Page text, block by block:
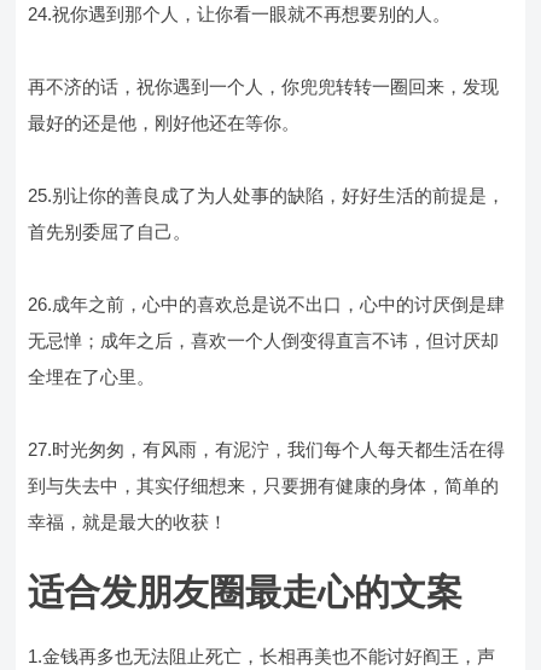
24.祝你遇到那个人，让你看一眼就不再想要别的人。
再不济的话，祝你遇到一个人，你兜兜转转一圈回来，发现
最好的还是他，刚好他还在等你。
25.别让你的善良成了为人处事的缺陷，好好生活的前提是，
首先别委屈了自己。
26.成年之前，心中的喜欢总是说不出口，心中的讨厌倒是肆
无忌惮；成年之后，喜欢一个人倒变得直言不讳，但讨厌却
全埋在了心里。
27.时光匆匆，有风雨，有泥泞，我们每个人每天都生活在得
到与失去中，其实仔细想来，只要拥有健康的身体，简单的
幸福，就是最大的收获！
适合发朋友圈最走心的文案
1.金钱再多也无法阻止死亡，长相再美也不能讨好阎王，声